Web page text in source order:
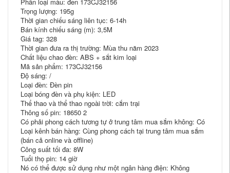
Trọng lượng: 195g
Thời gian chiếu sáng liên tục: 6-14h
Bán kính chiếu sáng (m): 3,5M
Giá tag: 328
Thời gian đưa ra thị trường: Mùa thu năm 2023
Chất liệu chao đèn: ABS + sắt kim loại
Mã sản phẩm: 173CJ32156
Độ sáng: /
Loại đèn: Đèn pin
Loại bóng đèn và phụ kiện: LED
Thể thao và thể thao ngoài trời: cắm trại
Thông số pin: 18650 2
Có phải phong cách tương tự ở trung tâm mua sắm không: Có
Loại kênh bán hàng: Cùng phong cách tại trung tâm mua sắm
(bán cả online và offline)
Công suất tối đa: 8W
Tuổi thọ pin: 14 giờ
Nó có thể được sử dụng như một ngân hàng điện: Không